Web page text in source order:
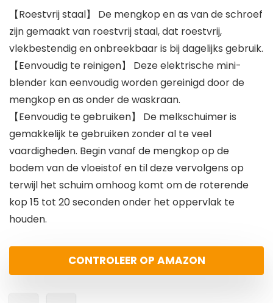
【Roestvrij staal】 De mengkop en as van de schroef
zijn gemaakt van roestvrij staal, dat roestvrij,
vlekbestendig en onbreekbaar is bij dagelijks gebruik.
【Eenvoudig te reinigen】 Deze elektrische mini-
blender kan eenvoudig worden gereinigd door de
mengkop en as onder de waskraan.
【Eenvoudig te gebruiken】 De melkschuimer is
gemakkelijk te gebruiken zonder al te veel
vaardigheden. Begin vanaf de mengkop op de
bodem van de vloeistof en til deze vervolgens op
terwijl het schuim omhoog komt om de roterende
kop 15 tot 20 seconden onder het oppervlak te
houden.
CONTROLEER OP AMAZON